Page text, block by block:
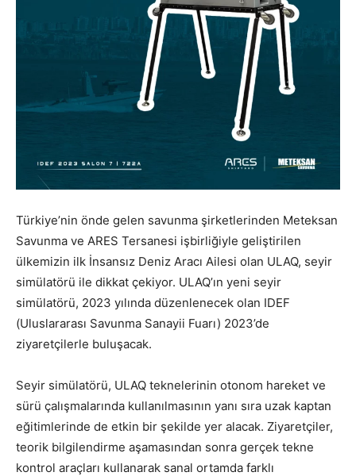
Türkiye’nin önde gelen savunma şirketlerinden Meteksan
Savunma ve ARES Tersanesi işbirliğiyle geliştirilen
ülkemizin ilk İnsansız Deniz Aracı Ailesi olan ULAQ, seyir
simülatörü ile dikkat çekiyor. ULAQ’ın yeni seyir
simülatörü, 2023 yılında düzenlenecek olan IDEF
(Uluslararası Savunma Sanayii Fuarı) 2023’de
ziyaretçilerle buluşacak.
Seyir simülatörü, ULAQ teknelerinin otonom hareket ve
sürü çalışmalarında kullanılmasının yanı sıra uzak kaptan
eğitimlerinde de etkin bir şekilde yer alacak. Ziyaretçiler,
teorik bilgilendirme aşamasından sonra gerçek tekne
kontrol araçları kullanarak sanal ortamda farklı